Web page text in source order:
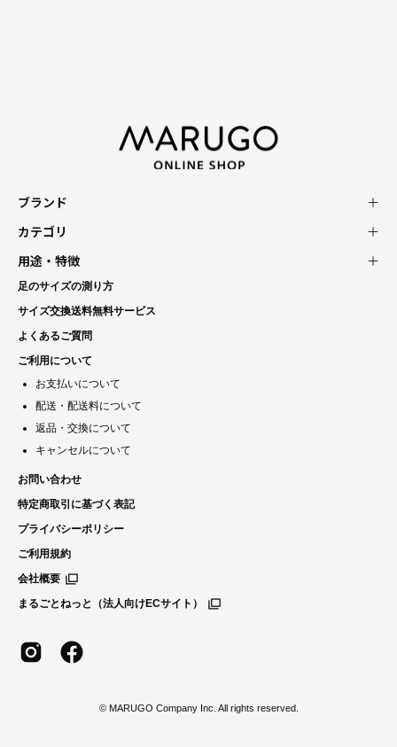
ブランド
カテゴリ
用途・特徴
足のサイズの測り方
サイズ交換送料無料サービス
よくあるご質問
ご利用について
お支払いについて
配送・配送料について
返品・交換について
キャンセルについて
お問い合わせ
特定商取引に基づく表記
プライバシーポリシー
ご利用規約
会社概要
まるごとねっと（法人向けECサイト）
© MARUGO Company Inc. All rights reserved.